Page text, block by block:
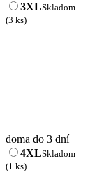
3XLSkladom
(3 ks)
doma do 3 dní
4XLSkladom
(1 ks)